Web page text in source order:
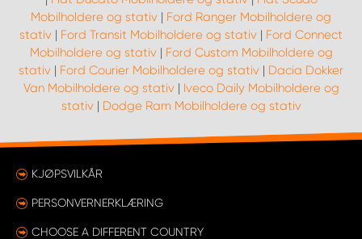
Mobilholdere og stativ | Ford Ranger Mobilholdere og
stativ | Ford Transit Mobilholdere og stativ | Ford Connect
Mobilholdere og stativ| Ford Custom Mobilholdere og
stativ | Ford Courier Mobilholdere og stativ | Dacia Dokker
Van Mobilholdere og stativ| Iveco Daily Mobilholdere og
stativ| Dodge Ram Mobilholdere og stativ
KJØPSVILKÅR
PERSONVERNERKLÆRING
CHOOSE A DIFFERENT COUNTRY